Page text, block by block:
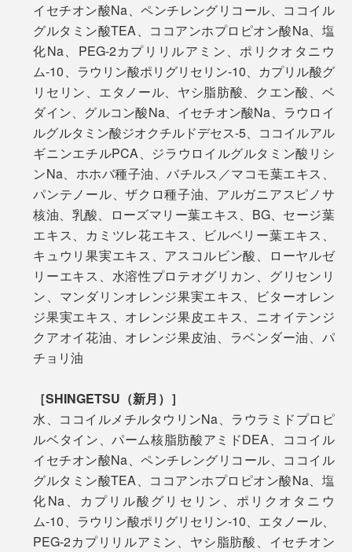
自宅だけでなく、旅行や出張、ジムでも使いやすい1
本。「150ml」は、浴室に置いても、ジムへ持っていっ
ても、ちょうどいいサイズ。プレゼントにも、ぜひどう
ぞ。
イセチオン酸Na、ペンチレングリコール、ココイル
グルタミン酸TEA、ココアンホプロピオン酸Na、塩
化Na、PEG-2カプリリルアミン、ポリクオタニウ
ム-10、ラウリン酸ポリグリセリン-10、カプリル酸グ
リセリン、エタノール、ヤシ脂肪酸、クエン酸、ベ
ダイン、グルコン酸Na、イセチオン酸Na、ラウロイ
ルグルタミン酸ジオクチルドデセス-5、ココイルアル
ギニンエチルPCA、ジラウロイルグルタミン酸リシ
ンNa、ホホバ種子油、バチルス／マコモ葉エキス、
パンテノール、ザクロ種子油、アルガニアスピノサ
核油、乳酸、ローズマリー葉エキス、BG、セージ葉
エキス、カミツレ花エキス、ビルベリー葉エキス、
キュウリ果実エキス、アスコルビン酸、ローヤルゼ
リーエキス、水溶性プロテオグリカン、グリセンリ
ン、マンダリンオレンジ果実エキス、ビターオレン
ジ果実エキス、オレンジ果皮エキス、ニオイテンジ
クアオイ花油、オレンジ果皮油、ラベンダー油、パ
チョリ油
［SHINGETSU（新月）］
水、ココイルメチルタウリンNa、ラウラミドプロピ
ルベタイン、パーム核脂肪酸アミドDEA、ココイル
イセチオン酸Na、ペンチレングリコール、ココイル
グルタミン酸TEA、ココアンホプロピオン酸Na、塩
化Na、カプリル酸グリセリン、ポリクオタニウ
ム-10、ラウリン酸ポリグリセリン-10、エタノール、
PEG-2カプリリルアミン、ヤシ脂肪酸、イセチオン